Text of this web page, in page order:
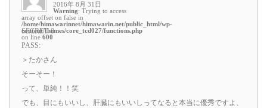
2016年 8月 31日
Warning: Trying to access
array offset on false in
/home/himawarinnet/himawarin.net/public_html/wp-
content/themes/core_tcd027/functions.php
on line 600
SECRET: 0
PASS:
＞たかさん
そーそー！
って、単純！！笑
でも、目にもいいし、肝臓にもいいしってなると本当に優秀ですよ、